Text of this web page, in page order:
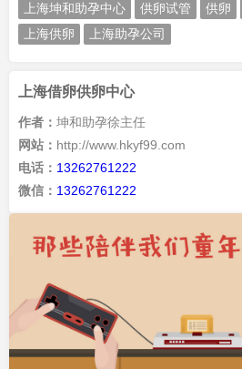
上海坤和助孕中心
供卵试管 供卵
上海供卵
上海助孕公司
上海借卵供卵中心
作者： 坤和助孕徐主任
网站： http://www.hkyf99.com
电话： 13262761222
微信： 13262761222